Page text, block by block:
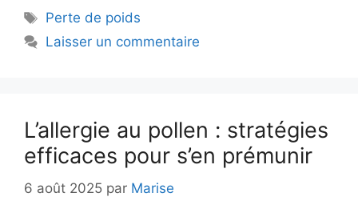
Étiquettes
Perte de poids
Laisser un commentaire
L’allergie au pollen : stratégies
efficaces pour s’en prémunir
6 août 2025 par Marise